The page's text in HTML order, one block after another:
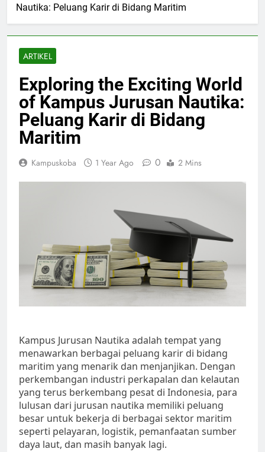
Nautika: Peluang Karir di Bidang Maritim
ARTIKEL
Exploring the Exciting World
of Kampus Jurusan Nautika:
Peluang Karir di Bidang
Maritim
Kampuskoba 1 Year Ago 0 2 Mins
Kampus Jurusan Nautika adalah tempat yang
menawarkan berbagai peluang karir di bidang
maritim yang menarik dan menjanjikan. Dengan
perkembangan industri perkapalan dan kelautan
yang terus berkembang pesat di Indonesia, para
lulusan dari jurusan nautika memiliki peluang
besar untuk bekerja di berbagai sektor maritim
seperti pelayaran, logistik, pemanfaatan sumber
daya laut, dan masih banyak lagi.